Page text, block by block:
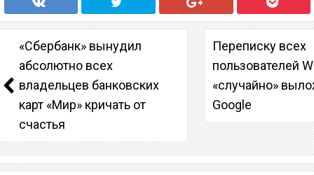
«Сбербанк» вынудил
абсолютно всех
владельцев банковских
карт «Мир» кричать от
счастья
Переписку всех
пользователей
«случайно»
Google